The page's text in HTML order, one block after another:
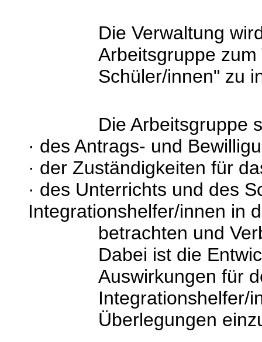
Die Verwaltung
Arbeitsgruppe
Schüler/innen" zu
Die Arbeitsgruppe
· des Antrags- und
· der Zuständigkeiten für
· des Unterrichts und des
Integrationshelfer/innen in
betrachten und
Dabei ist die
Auswirkungen für
Integrationshelfer/
Überlegungen